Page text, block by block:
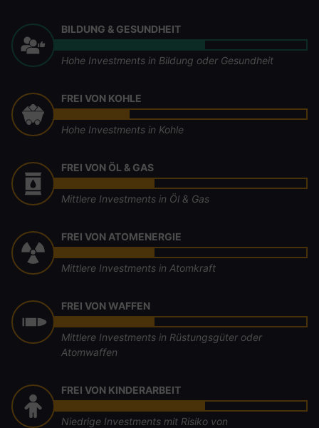
BILDUNG & GESUNDHEIT
Hohe Investments in Bildung oder Gesundheit
FREI VON KOHLE
Hohe Investments in Kohle
FREI VON ÖL & GAS
Mittlere Investments in Öl & Gas
FREI VON ATOMENERGIE
Mittlere Investments in Atomkraft
FREI VON WAFFEN
Mittlere Investments in Rüstungsgüter oder
Atomwaffen
FREI VON KINDERARBEIT
Niedrige Investments mit Risiko von